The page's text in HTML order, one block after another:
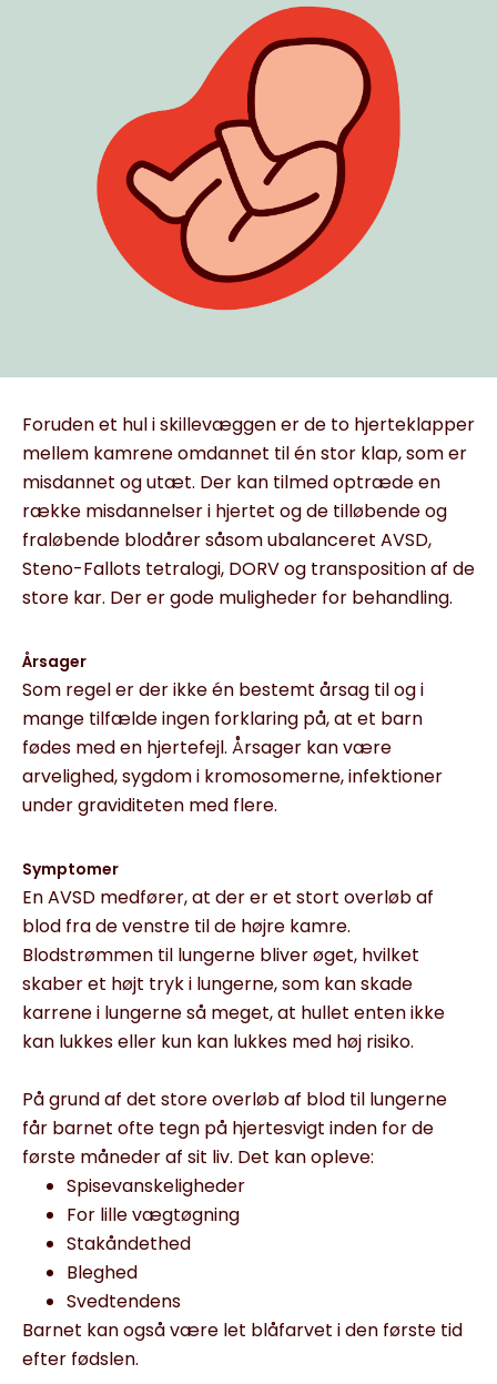
Foruden et hul i skillevæggen er de to hjerteklapper
mellem kamrene omdannet til én stor klap, som er
misdannet og utæt. Der kan tilmed optræde en
række misdannelser i hjertet og de tilløbende og
fraløbende blodårer såsom ubalanceret AVSD,
Steno-Fallots tetralogi, DORV og transposition af de
store kar. Der er gode muligheder for behandling.
Årsager
Som regel er der ikke én bestemt årsag til og i
mange tilfælde ingen forklaring på, at et barn
fødes med en hjertefejl. Årsager kan være
arvelighed, sygdom i kromosomerne, infektioner
under graviditeten med flere.
Symptomer
En AVSD medfører, at der er et stort overløb af
blod fra de venstre til de højre kamre.
Blodstrømmen til lungerne bliver øget, hvilket
skaber et højt tryk i lungerne, som kan skade
karrene i lungerne så meget, at hullet enten ikke
kan lukkes eller kun kan lukkes med høj risiko.
På grund af det store overløb af blod til lungerne
får barnet ofte tegn på hjertesvigt inden for de
første måneder af sit liv. Det kan opleve:
Spisevanskeligheder
For lille vægtøgning
Stakåndethed
Bleghed
Svedtendens
Barnet kan også være let blåfarvet i den første tid
efter fødslen.